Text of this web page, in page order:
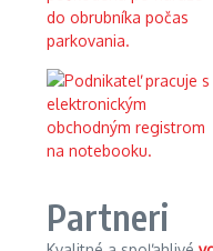
Partneri